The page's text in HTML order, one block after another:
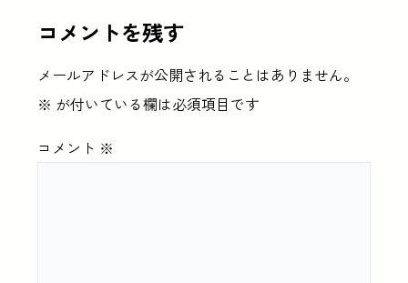
コメントを残す
メールアドレスが公開されることはありません。
※ が付いている欄は必須項目です
コメント ※